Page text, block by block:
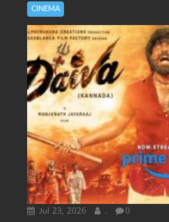
CINEMA
Jul 23, 2026 . 0